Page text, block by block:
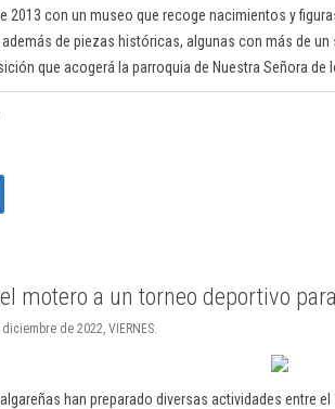
2013 con un museo que recoge nacimientos y
además de piezas históricas, algunas con más de
que acogerá la parroquia de Nuestra Señora de
motero a un torneo deportivo
de 2022, VIERNES.
han preparado diversas actividades entre